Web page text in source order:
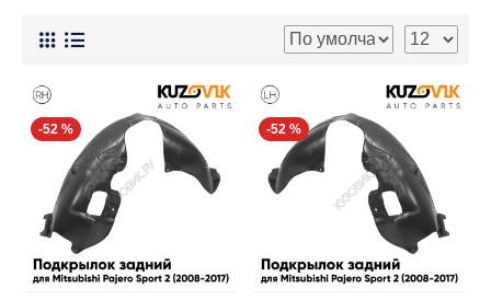
-52 % -52 %